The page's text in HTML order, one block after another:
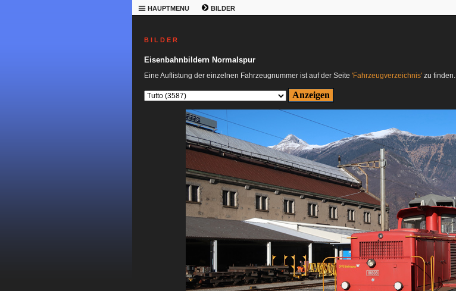
HAUPTMENU BILDER
B I L D E R
Eisenbahnbildern Normalspur
Eine Auflistung der einzelnen Fahrzeugnummer ist auf der Seite 'Fahrzeugverzeichnis' zu finden.